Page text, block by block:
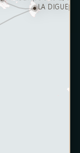
LA DIGUE|